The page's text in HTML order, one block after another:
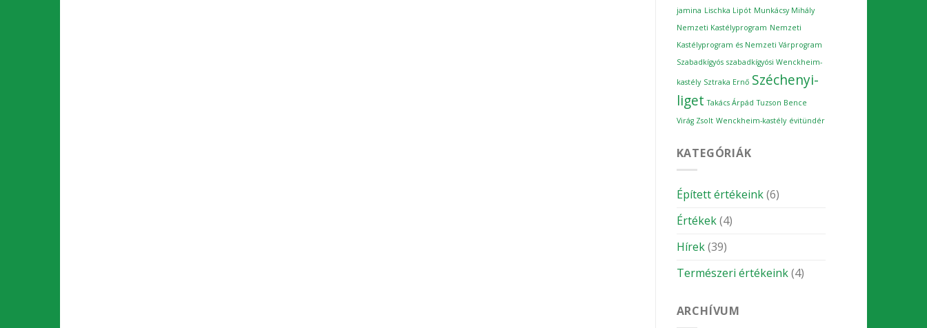
jamina Lischka Lipót Munkácsy Mihály
Nemzeti Kastélyprogram Nemzeti
Kastélyprogram és Nemzeti Várprogram
Szabadkígyós szabadkígyósi Wenckheim-
kastély Sztraka Ernő Széchenyi-
liget Takács Árpád Tuzson Bence
Virág Zsolt Wenckheim-kastély évitündér
KATEGÓRIÁK
Épített értékeink(6)
Értékek(4)
Hírek(39)
Természeri értékeink(4)
ARCHÍVUM